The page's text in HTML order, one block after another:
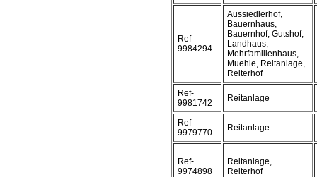
Ref-
9984294
Aussiedlerhof,
Bauernhaus,
Bauernhof, Gutshof,
Landhaus,
Mehrfamilienhaus,
Muehle, Reitanlage,
Reiterhof
Ref-
9981742
Reitanlage
Ref-
9979770
Reitanlage
Ref-
9974898
Reitanlage,
Reiterhof